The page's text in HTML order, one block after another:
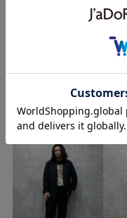
デートコ
フ
カジュアルコーデ メ
コラボアイテム
シャツ/ブラウス パ
GMM76060
AKIRAのその他の